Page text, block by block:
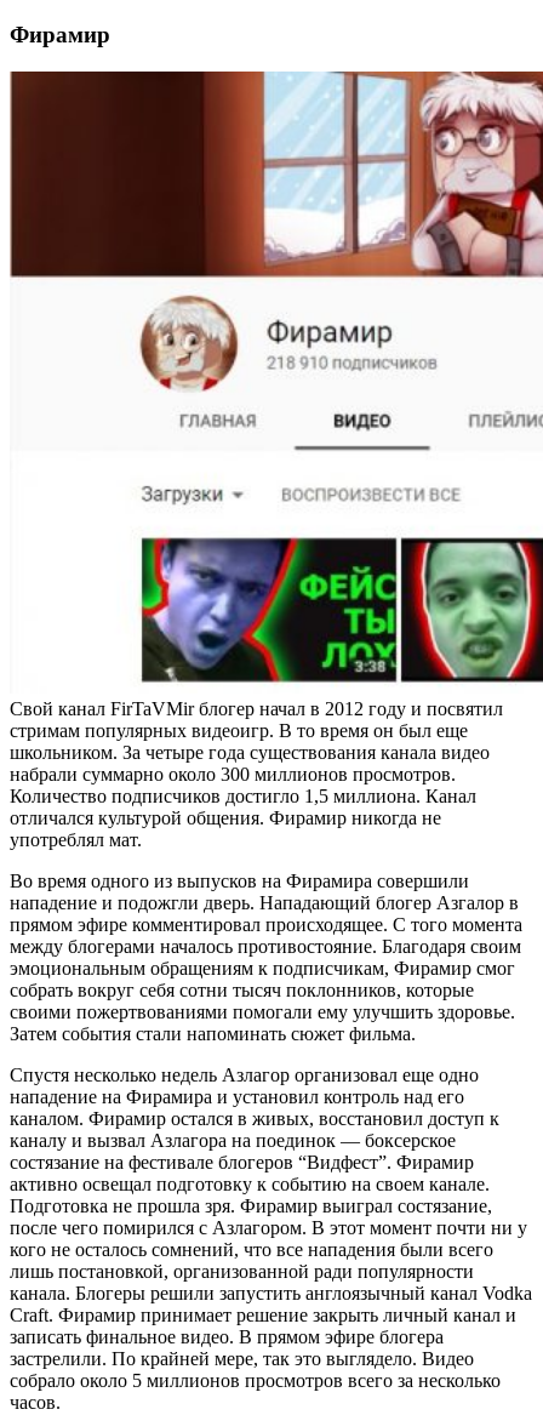
Фирамир
Свой канал FirTaVMir блогер начал в 2012 году и посвятил
стримам популярных видеоигр. В то время он был еще
школьником. За четыре года существования канала видео
набрали суммарно около 300 миллионов просмотров.
Количество подписчиков достигло 1,5 миллиона. Канал
отличался культурой общения. Фирамир никогда не
употреблял мат.
Во время одного из выпусков на Фирамира совершили
нападение и подожгли дверь. Нападающий блогер Азгалор в
прямом эфире комментировал происходящее. С того момента
между блогерами началось противостояние. Благодаря своим
эмоциональным обращениям к подписчикам, Фирамир смог
собрать вокруг себя сотни тысяч поклонников, которые
своими пожертвованиями помогали ему улучшить здоровье.
Затем события стали напоминать сюжет фильма.
Спустя несколько недель Азлагор организовал еще одно
нападение на Фирамира и установил контроль над его
каналом. Фирамир остался в живых, восстановил доступ к
каналу и вызвал Азлагора на поединок — боксерское
состязание на фестивале блогеров “Видфест”. Фирамир
активно освещал подготовку к событию на своем канале.
Подготовка не прошла зря. Фирамир выиграл состязание,
после чего помирился с Азлагором. В этот момент почти ни у
кого не осталось сомнений, что все нападения были всего
лишь постановкой, организованной ради популярности
канала. Блогеры решили запустить англоязычный канал Vodka
Craft. Фирамир принимает решение закрыть личный канал и
записать финальное видео. В прямом эфире блогера
застрелили. По крайней мере, так это выглядело. Видео
собрало около 5 миллионов просмотров всего за несколько
часов.